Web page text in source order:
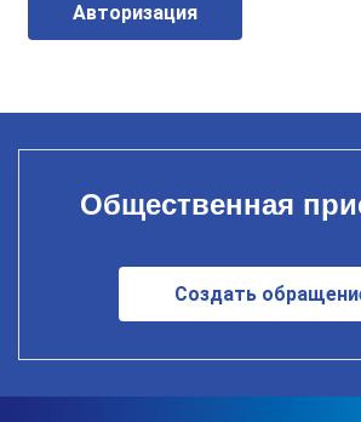
Авторизация
Общественная
Создать